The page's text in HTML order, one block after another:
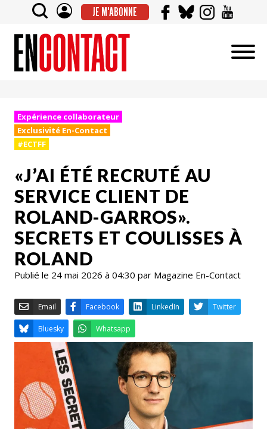
JE M'ABONNE
Expérience collaborateur
Exclusivité En-Contact
#ECTFF
«J’AI ÉTÉ RECRUTÉ AU
SERVICE CLIENT DE
ROLAND-GARROS».
SECRETS ET COULISSES À
ROLAND
Publié le 24 mai 2026 à 04:30 par Magazine En-Contact
Email Facebook
Bluesky Whatsapp